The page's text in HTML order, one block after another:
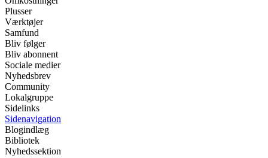
Plusser
Værktøjer
Samfund
Bliv følger
Bliv abonnent
Sociale medier
Nyhedsbrev
Community
Lokalgruppe
Sidelinks
Sidenavigation
Blogindlæg
Bibliotek
Nyhedssektion